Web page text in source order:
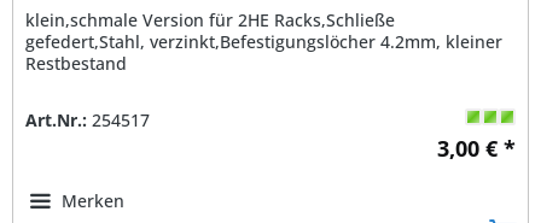
klein,schmale Version für 2HE Racks,Schließe
gefedert,Stahl, verzinkt,Befestigungslöcher 4.2mm, kleiner
Restbestand
Art.Nr.: 254517
3,00 € *
Merken